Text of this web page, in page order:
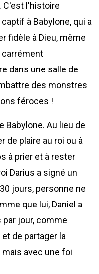
C'est l'histoire
à Babylone, qui a
fidèle à Dieu, même
carrément
dans une salle de
des monstres
féroces !
Babylone. Au lieu de
de plaire au roi ou à
à prier et à rester
Darius a signé un
jours, personne ne
que lui, Daniel a
jour, comme
de partager la
mais avec une foi